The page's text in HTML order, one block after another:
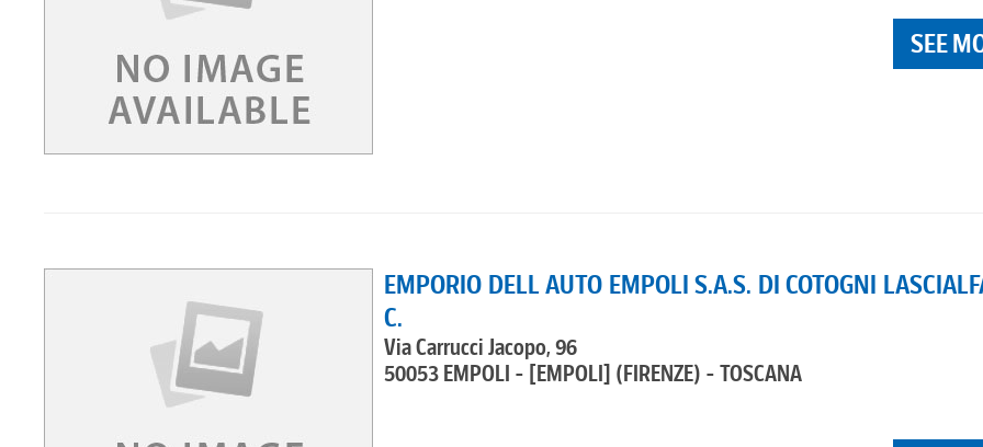
SEE
EMPORIO DELL AUTO EMPOLI S.A.S. DI COTOGNI
C.
Via Carrucci Jacopo, 96
50053 EMPOLI - [EMPOLI] (FIRENZE) - TOSCANA